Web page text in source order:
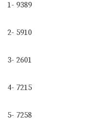
1- 9389
2- 5910
3- 2601
4- 7215
5- 7258